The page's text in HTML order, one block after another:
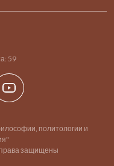
59
политологии и
защищены